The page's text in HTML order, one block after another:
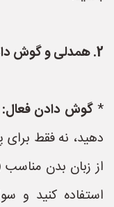
2. همدلی و گوش دادن فعال:
*گوش دادن فعال:
دهید، نه فقط برای
از زبان بدن
استفاده کنید و